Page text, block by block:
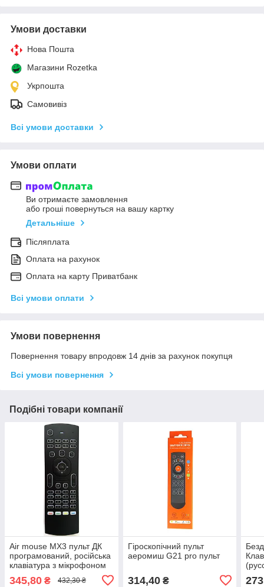
Умови доставки
Нова Пошта
Магазини Rozetka
Укрпошта
Самовивіз
Всі умови доставки
Умови оплати
Ви отримаєте замовлення
або гроші повернуться на вашу картку
Детальніше
Післяплата
Оплата на рахунок
Оплата на карту Приватбанк
Всі умови оплати
Умови повернення
Повернення товару впродовж 14 днів за рахунок покупця
Всі умови повернення
Подібні товари компанії
Air mouse MX3 пульт ДК
програмований, російська
клавіатура з мікрофоном
345,80 ₴ 432,30 ₴
Гіроскопічний пульт
аеромиш G21 pro пульт
314,40₴ 273